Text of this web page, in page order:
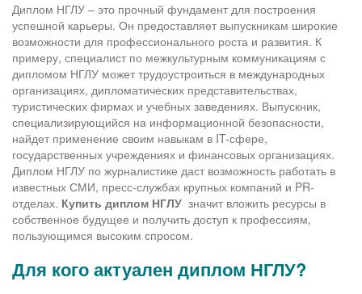
Диплом НГЛУ – это прочный фундамент для построения
успешной карьеры. Он предоставляет выпускникам широкие
возможности для профессионального роста и развития. К
примеру, специалист по межкультурным коммуникациям с
дипломом НГЛУ может трудоустроиться в международных
организациях, дипломатических представительствах,
туристических фирмах и учебных заведениях. Выпускник,
специализирующийся на информационной безопасности,
найдет применение своим навыкам в IT-сфере,
государственных учреждениях и финансовых организациях.
Диплом НГЛУ по журналистике даст возможность работать в
известных СМИ, пресс-службах крупных компаний и PR-
отделах. Купить диплом НГЛУ значит вложить ресурсы в
собственное будущее и получить доступ к профессиям,
пользующимся высоким спросом.
Для кого актуален диплом НГЛУ?